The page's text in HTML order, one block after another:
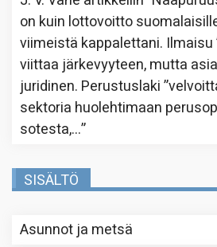
on kuin lottovoitto
viimeistä kappalettani. Ilmaisu
viittaa järkevyyteen, mutta
juridinen. Perustuslaki
sektoria huolehtimaan
sotesta,…”
SISÄLTÖ
Asunnot ja metsä